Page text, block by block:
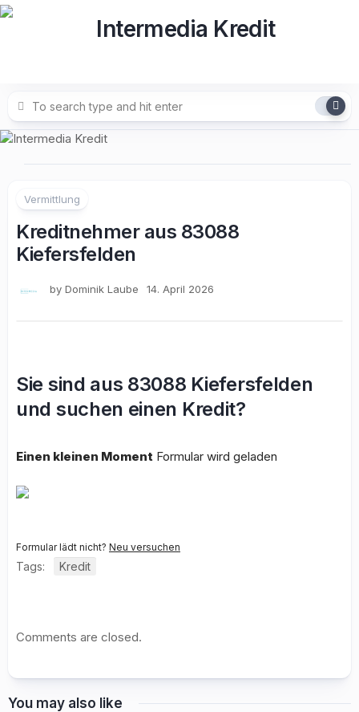
Skip
Vermittlung
Kreditnehmer aus 83088
Kiefersfelden
by Dominik Laube 14. April 2026
Sie sind aus 83088 Kiefersfelden
und suchen einen Kredit?
Einen kleinen Moment Formular wird geladen
Formular lädt nicht? Neu versuchen
Tags: Kredit
Comments are closed.
You may also like